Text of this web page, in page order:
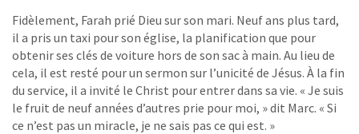
Fidèlement, Farah prié Dieu sur son mari. Neuf ans plus tard,
il a pris un taxi pour son église, la planification que pour
obtenir ses clés de voiture hors de son sac à main. Au lieu de
cela, il est resté pour un sermon sur l’unicité de Jésus. À la fin
du service, il a invité le Christ pour entrer dans sa vie. « Je suis
le fruit de neuf années d’autres prie pour moi, » dit Marc. « Si
ce n’est pas un miracle, je ne sais pas ce qui est. »